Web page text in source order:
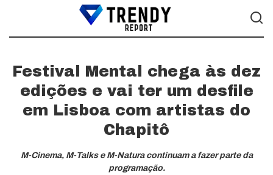
Festival Mental chega às dez
edições e vai ter um desfile
em Lisboa com artistas do
Chapitô
M-Cinema, M-Talks e M-Natura continuam a fazer parte da
programação.